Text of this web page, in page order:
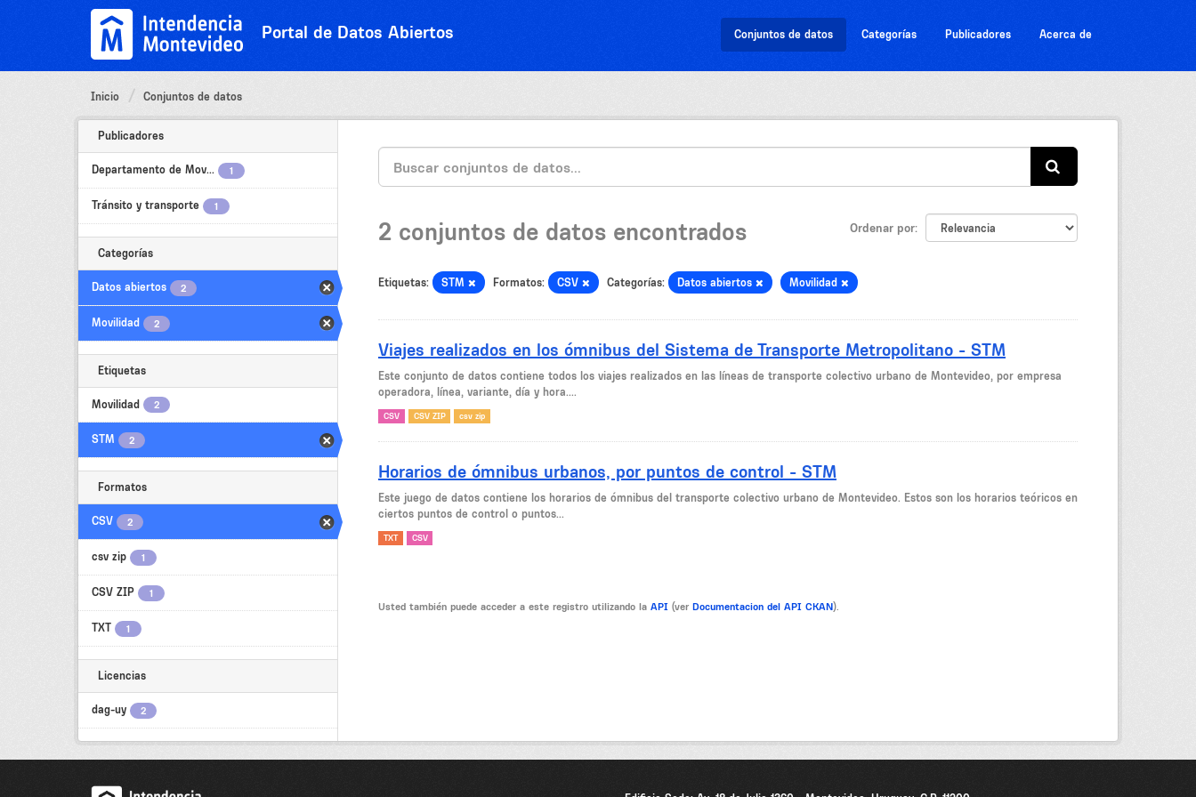
Portal de Datos Abiertos Conjuntos de datos Categorías Publicadores Acerca de
Inicio Conjuntos de datos
Publicadores
Departamento de Mov... 1
Tránsito y transporte 1
Categorías
Datos abiertos 2
Movilidad 2
Etiquetas
Movilidad 2
STM 2
Formatos
CSV 2
csv zip 1
CSV ZIP 1
TXT 1
Licencias
dag-uy 2
Ordenar por
2 conjuntos de datos encontrados
Etiquetas: STM Formatos: CSV Categorías: Datos abiertos Movilidad
Viajes realizados en los ómnibus del Sistema de Transporte Metropolitano - STM
Este conjunto de datos contiene todos los viajes realizados en las líneas de transporte colectivo urbano de Montevideo, por empresa
operadora, línea, variante, día y hora....
CSV CSV ZIP csv zip
Horarios de ómnibus urbanos, por puntos de control - STM
Este juego de datos contiene los horarios de ómnibus del transporte colectivo urbano de Montevideo. Estos son los horarios teóricos en
ciertos puntos de control o puntos...
TXT CSV
Usted también puede acceder a este registro utilizando la API (ver Documentacion del API CKAN).